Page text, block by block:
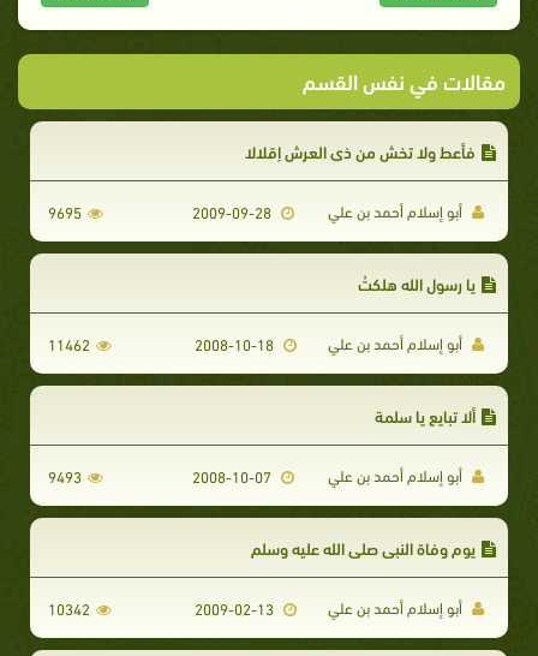
مقالات في نفس القسم
فأعط ولا تخش من ذي العرش إقلالا
أبو إسلام أحمد بن علي 9695
يا رسول الله هلكتُ
أبو إسلام أحمد بن علي 2008-10-18
11462
ألا تبايع يا سلمة
أبو إسلام أحمد بن علي 9493
يوم وفاة النبي صلى الله عليه وسلم
أبو إسلام أحمد بن علي 2009-02-13
10342